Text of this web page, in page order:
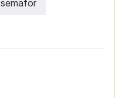
semafor